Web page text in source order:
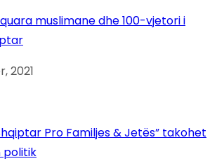
muslimane dhe 100-vjetori i
2021
Pro Familjes & Jetës” takohet
politik